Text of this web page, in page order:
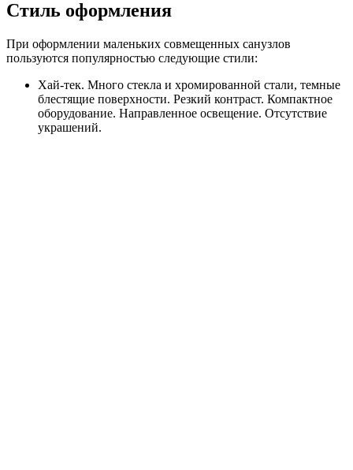
Стиль оформления
При оформлении маленьких совмещенных санузлов
пользуются популярностью следующие стили:
Хай-тек. Много стекла и хромированной стали, темные
блестящие поверхности. Резкий контраст. Компактное
оборудование. Направленное освещение. Отсутствие
украшений.